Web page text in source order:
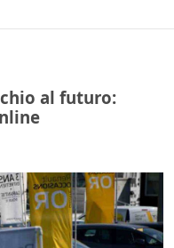
al futuro: